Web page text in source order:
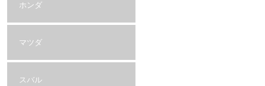
ホンダ
マツダ
スバル